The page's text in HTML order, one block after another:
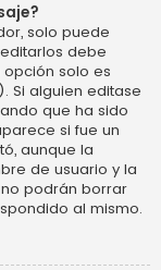
solo puede
debe
solo es
Si alguien editase
que ha sido
si fue un
aunque la
de usuario y la
podrán borrar
al mismo.